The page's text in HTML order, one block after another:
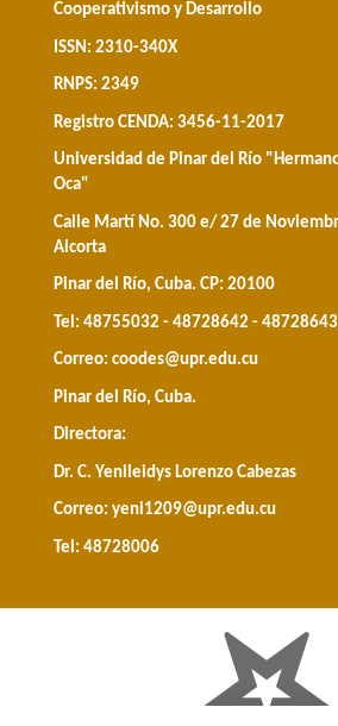
Cooperativismo y Desarrollo
ISSN: 2310-340X
RNPS: 2349
Registro CENDA: 3456-11-2017
Universidad de Pinar del Río
Oca"
Calle Martí No. 300 e/ 27 de
Alcorta
Pinar del Río, Cuba. CP: 20100
Tel: 48755032 - 48728642 - 48728643
Correo: coodes@upr.edu.cu
Pinar del Río, Cuba.
Directora:
Dr. C. Yenileidys Lorenzo Cabezas
Correo: yeni1209@upr.edu.cu
Tel: 48728006